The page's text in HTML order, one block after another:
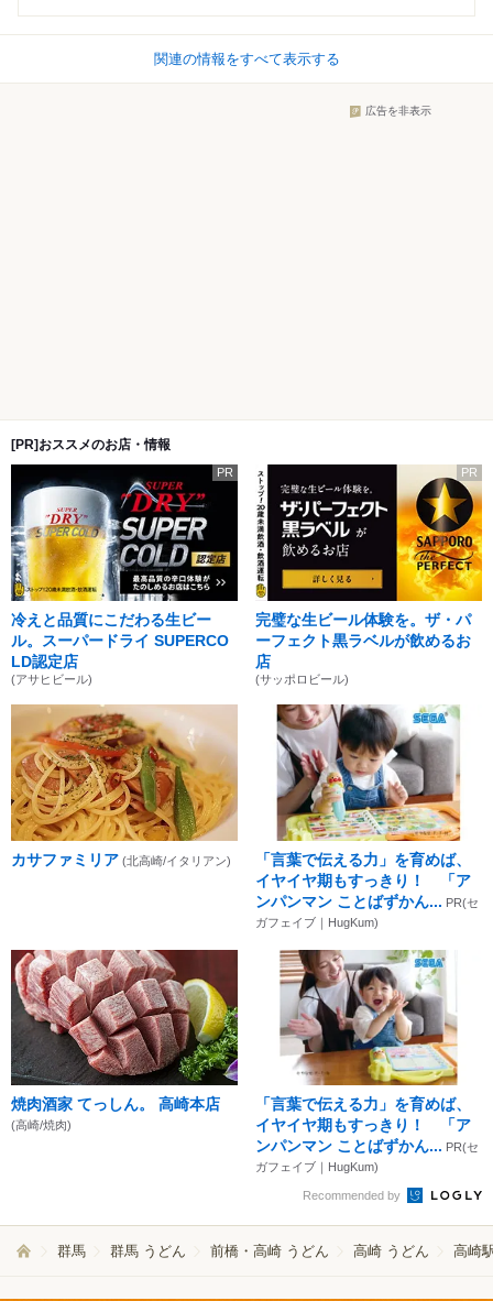
関連の情報をすべて表示する
広告を非表示
[PR]おススメのお店・情報
PR
冷えと品質にこだわる生ビー
ル。スーパードライ SUPERCO
LD認定店
(アサヒビール)
PR
完璧な生ビール体験を。ザ・パ
ーフェクト黒ラベルが飲めるお
店
(サッポロビール)
カサファミリア (北高崎/イタリアン)
「言葉で伝える力」を育めば、
イヤイヤ期もすっきり！ 「ア
ンパンマン ことばずかん... PR(セ
ガフェイブ｜HugKum)
焼肉酒家 てっしん。 高崎本店
(高崎/焼肉)
「言葉で伝える力」を育めば、
イヤイヤ期もすっきり！ 「ア
ンパンマン ことばずかん... PR(セ
ガフェイブ｜HugKum)
Recommended by
群馬 群馬 うどん 前橋・高崎 うどん 高崎 うどん 高崎